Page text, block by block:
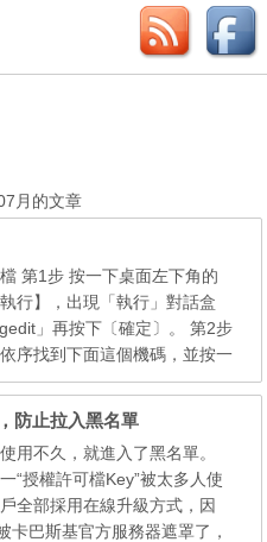
月的文章
第1步 按一下桌面左下角的
行】，出現「執行」對話盒
」再按下〔確定〕。 第2步
序找到下面這個機碼，並按一
白。 HKEY_LOCAL_MACHI
{89820200-ECBD-11cf-8B
第3步 在右邊「IsInstalle
鼠左鍵，並將原本的「1」改為
〔確...
防止拉入黑名單
用不久，就進入了黑名單。
“授權許可檔Key”被太多人使
全部採用在線升級方式，因
卡巴斯基官方服務器遮罩了，